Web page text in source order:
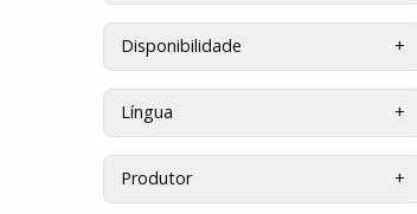
Disponibilidade
Língua
Produtor